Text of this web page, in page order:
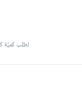
لطلب كميّة